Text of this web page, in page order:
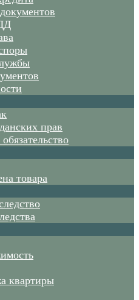
прав
товара
квартиры